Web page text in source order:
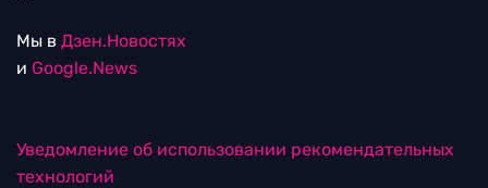
Мы в Дзен.Новостях
и Google.News
Уведомление об использовании рекомендательных
технологий